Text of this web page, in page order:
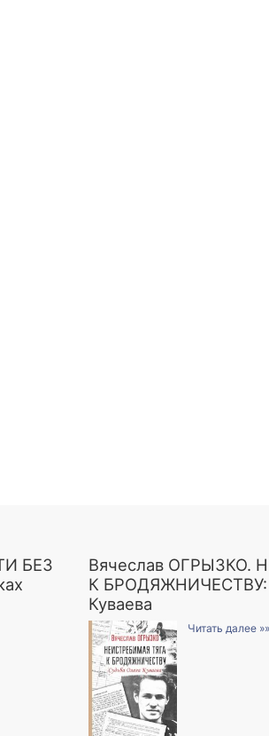
БЕЗ
Вячеслав ОГРЫЗКО.
К БРОДЯЖНИЧЕСТВУ:
Куваева
Читать далее